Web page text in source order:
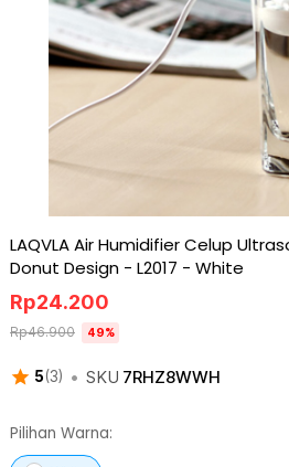
LAQVLA Air Humidifier Celup
Donut Design - L2017 - White
5(3) • SKU 7RHZ8WWH
Rp24.200
Rp46.900 49%
Pilihan Warna: